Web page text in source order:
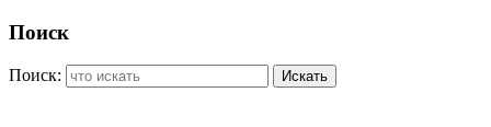
Поиск
Поиск: Искать